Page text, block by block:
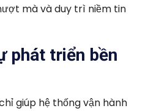
mà và duy trì niềm tin
phát triển bền
giúp hệ thống vận hành